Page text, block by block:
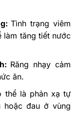
Tình trạng viêm
làm tăng tiết nước
Răng nhạy cảm
ăn.
thể là phản xạ tự
hoặc đau ở vùng